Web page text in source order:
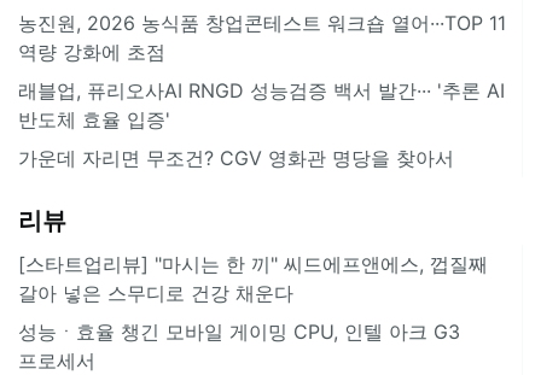
농진원, 2026 농식품 창업콘테스트 워크숍 열어···TOP 11
역량 강화에 초점
래블업, 퓨리오사AI RNGD 성능검증 백서 발간··· '추론 AI
반도체 효율 입증'
가운데 자리면 무조건? CGV 영화관 명당을 찾아서
리뷰
[스타트업리뷰] "마시는 한 끼" 씨드에프앤에스, 껍질째
갈아 넣은 스무디로 건강 채운다
성능ㆍ효율 챙긴 모바일 게이밍 CPU, 인텔 아크 G3
프로세서